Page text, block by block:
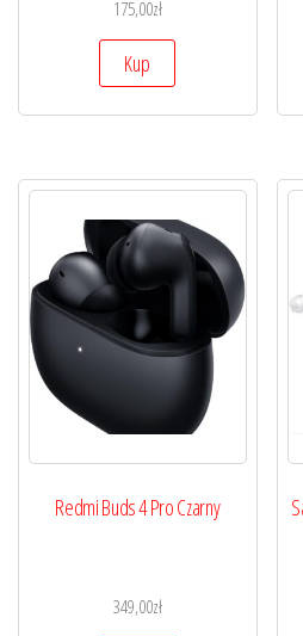
175,00zł
Kup
Redmi Buds 4 Pro Czarny
349,00zł